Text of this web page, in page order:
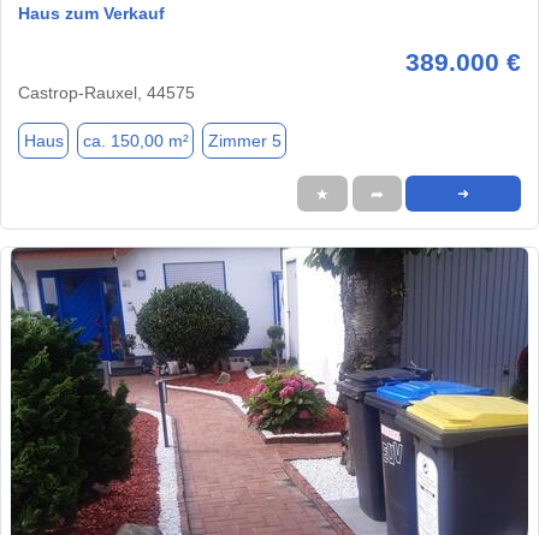
Haus zum Verkauf
389.000 €
Castrop-Rauxel, 44575
Haus ca. 150,00 m² Zimmer 5
★ ➦ ➜